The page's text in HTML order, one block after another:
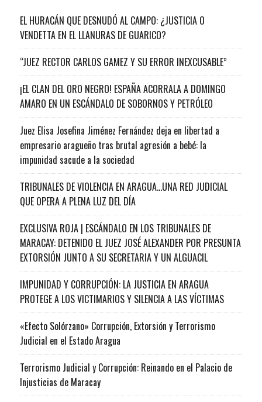
EL HURACÁN QUE DESNUDÓ AL CAMPO: ¿JUSTICIA O
VENDETTA EN EL LLANURAS DE GUARICO?
“JUEZ RECTOR CARLOS GAMEZ Y SU ERROR INEXCUSABLE”
¡EL CLAN DEL ORO NEGRO! ESPAÑA ACORRALA A DOMINGO
AMARO EN UN ESCÁNDALO DE SOBORNOS Y PETRÓLEO
Juez Elisa Josefina Jiménez Fernández deja en libertad a
empresario aragueño tras brutal agresión a bebé: la
impunidad sacude a la sociedad
TRIBUNALES DE VIOLENCIA EN ARAGUA…UNA RED JUDICIAL
QUE OPERA A PLENA LUZ DEL DÍA
EXCLUSIVA ROJA | ESCÁNDALO EN LOS TRIBUNALES DE
MARACAY: DETENIDO EL JUEZ JOSÉ ALEXANDER POR PRESUNTA
EXTORSIÓN JUNTO A SU SECRETARIA Y UN ALGUACIL
IMPUNIDAD Y CORRUPCIÓN: LA JUSTICIA EN ARAGUA
PROTEGE A LOS VICTIMARIOS Y SILENCIA A LAS VÍCTIMAS
«Efecto Solórzano» Corrupción, Extorsión y Terrorismo
Judicial en el Estado Aragua
Terrorismo Judicial y Corrupción: Reinando en el Palacio de
Injusticias de Maracay